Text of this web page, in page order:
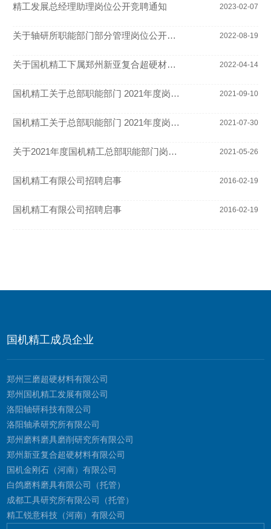
精工发展总经理助理岗位公开竞聘通知 2023-02-07
关于轴研所职能部门部分管理岗位公开竞聘的通知 2022-08-19
关于国机精工下属郑州新亚复合超硬材料有限公司公开招聘副总经理的公告 2022-04-14
国机精工关于总部职能部门 2021年度岗位公开竞聘演讲的通知(新） 2021-09-10
国机精工关于总部职能部门 2021年度岗位公开竞聘演讲的通知 2021-07-30
关于2021年度国机精工总部职能部门岗位公开竞聘的通知 2021-05-26
国机精工有限公司招聘启事 2016-02-19
国机精工有限公司招聘启事 2016-02-19
国机精工成员企业
郑州三磨超硬材料有限公司
郑州国机精工发展有限公司
洛阳轴研科技有限公司
洛阳轴承研究所有限公司
郑州磨料磨具磨削研究所有限公司
郑州新亚复合超硬材料有限公司
国机金刚石（河南）有限公司
白鸽磨料磨具有限公司（托管）
成都工具研究所有限公司（托管）
精工锐意科技（河南）有限公司